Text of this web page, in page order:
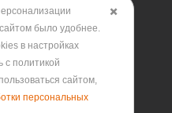
печати
✖️
было удобнее.
в настройках
с политикой
сайтом,
персональных